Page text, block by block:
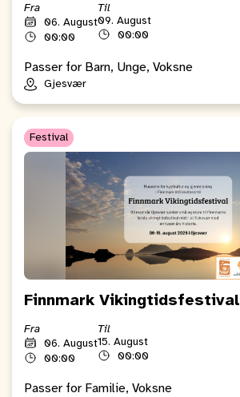
Fra
06. August
00:00
Til
09. August
00:00
Passer for Barn, Unge, Voksne
Gjesvær
Festival
Finnmark Vikingtidsfestival
Fra
06. August
00:00
Til
15. August
00:00
Passer for Familie, Voksne